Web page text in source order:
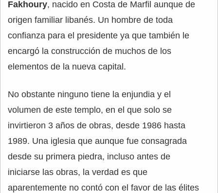
Fakhoury, nacido en Costa de Marfil aunque de
origen familiar libanés. Un hombre de toda
confianza para el presidente ya que también le
encargó la construcción de muchos de los
elementos de la nueva capital.
No obstante ninguno tiene la enjundia y el
volumen de este templo, en el que solo se
invirtieron 3 años de obras, desde 1986 hasta
1989. Una iglesia que aunque fue consagrada
desde su primera piedra, incluso antes de
iniciarse las obras, la verdad es que
aparentemente no contó con el favor de las élites